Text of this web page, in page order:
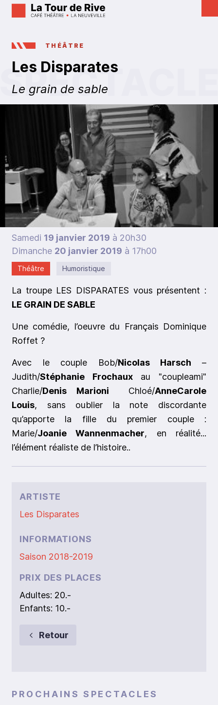
THÉÂTRE
Les Disparates
Le grain de sable
Samedi 19 janvier 2019 à 20h30
Dimanche 20 janvier 2019 à 17h00
Théâtre Humoristique
La troupe LES DISPARATES vous présentent :
LE GRAIN DE SABLE
Une comédie, l’oeuvre du Français Dominique
Roffet ?
Avec le couple Bob/Nicolas Harsch–
Judith/Stéphanie Frochauxau "couple­ami"
Charlie/Denis Marioni ­ Chloé/Anne­Carole
Louis, sans oublier la note discordante
qu’apporte la fille du premier couple :
Marie/Joanie Wannenmacher, en réalité...
l’élément réaliste de l’histoire..
ARTISTE
Les Disparates
INFORMATIONS
Saison 2018-2019
PRIX DES PLACES
Adultes: 20.-
Enfants: 10.-
Retour
PROCHAINS SPECTACLES